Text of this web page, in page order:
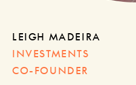
LEIGH MADEIRA
INVESTMENTS
CO-FOUNDER